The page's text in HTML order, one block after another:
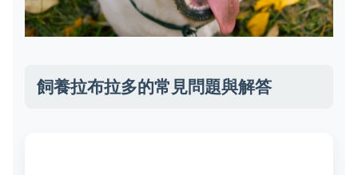
飼養拉布拉多的常見問題與解答